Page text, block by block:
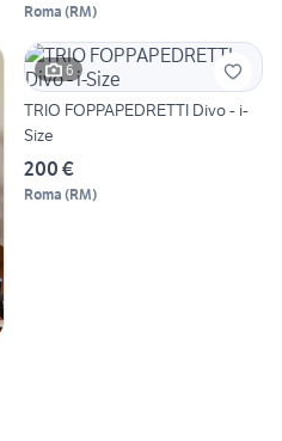
Roma (RM)
6
TRIO FOPPAPEDRETTI Divo - i-
Size
200 €
Roma (RM)